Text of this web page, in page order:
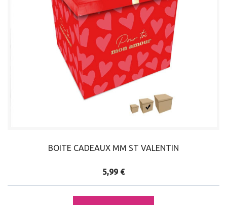
BOITE CADEAUX MM ST VALENTIN
5,99 €